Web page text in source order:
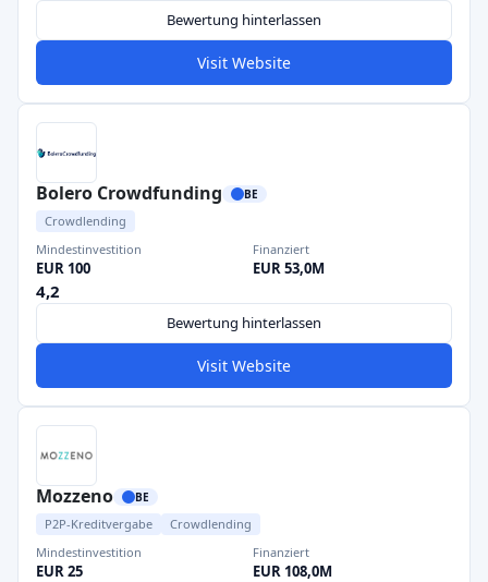
Bewertung hinterlassen
Visit Website
Bolero Crowdfunding BE
Crowdlending
Mindestinvestition
EUR 100
Finanziert
EUR 53,0M
4,2
Bewertung hinterlassen
Visit Website
Mozzeno BE
P2P-Kreditvergabe
Crowdlending
Mindestinvestition
EUR 25
Finanziert
EUR 108,0M